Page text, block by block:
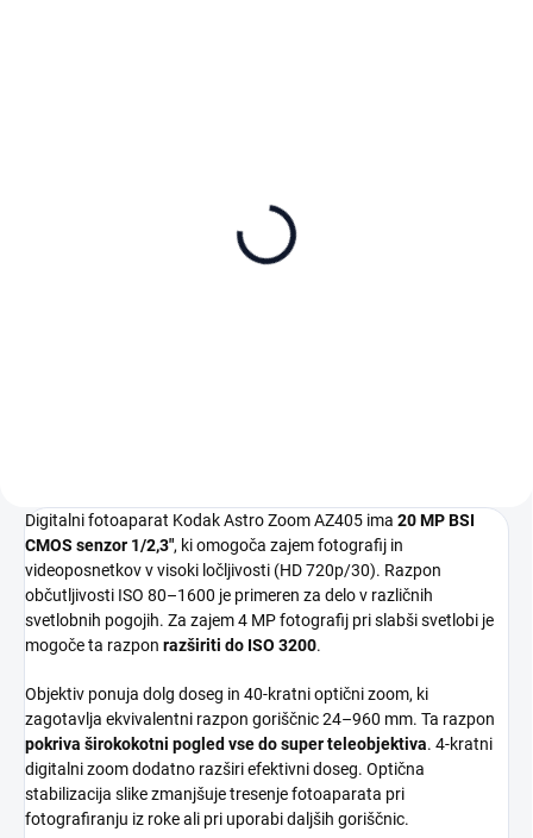
microSDXC 512GB + SD
Digitalni fotoaparat Kodak Astro Zoom AZ405 ima 20 MP BSI
CMOS senzor 1/2,3", ki omogoča zajem fotografij in
videoposnetkov v visoki ločljivosti (HD 720p/30). Razpon
občutljivosti ISO 80–1600 je primeren za delo v različnih
svetlobnih pogojih. Za zajem 4 MP fotografij pri slabši svetlobi je
mogoče ta razpon razširiti do ISO 3200.
Objektiv ponuja dolg doseg in 40-kratni optični zoom, ki
zagotavlja ekvivalentni razpon goriščnic 24–960 mm. Ta razpon
pokriva širokokotni pogled vse do super teleobjektiva. 4-kratni
digitalni zoom dodatno razširi efektivni doseg. Optična
stabilizacija slike zmanjšuje tresenje fotoaparata pri
fotografiranju iz roke ali pri uporabi daljših goriščnic.